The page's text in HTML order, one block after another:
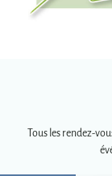
Tous les rendez-